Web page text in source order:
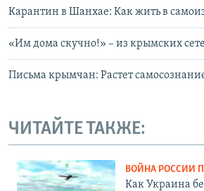
Карантин в Шанхае: Как жить в
«Им дома скучно!» – из крымских
Письма крымчан: Растет
ЧИТАЙТЕ ТАКЖЕ:
ВОЙНА РОССИИ
Как Украина